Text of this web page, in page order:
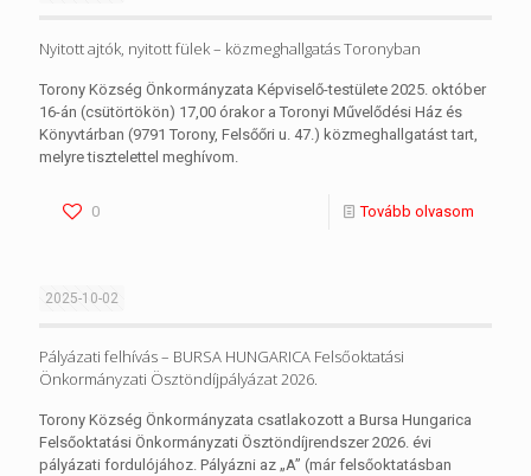
Nyitott ajtók, nyitott fülek – közmeghallgatás Toronyban
Torony Község Önkormányzata Képviselő-testülete 2025. október
16-án (csütörtökön) 17,00 órakor a Toronyi Művelődési Ház és
Könyvtárban (9791 Torony, Felsőőri u. 47.) közmeghallgatást tart,
melyre tisztelettel meghívom.
0 Tovább olvasom
2025-10-02
Pályázati felhívás – BURSA HUNGARICA Felsőoktatási
Önkormányzati Ösztöndíjpályázat 2026.
Torony Község Önkormányzata csatlakozott a Bursa Hungarica
Felsőoktatási Önkormányzati Ösztöndíjrendszer 2026. évi
pályázati fordulójához. Pályázni az „A” (már felsőoktatásban